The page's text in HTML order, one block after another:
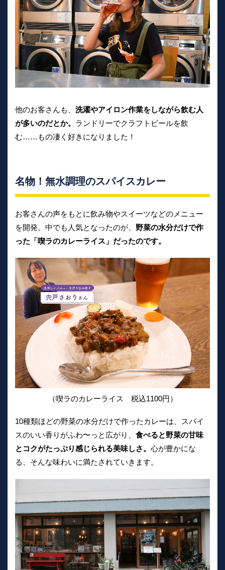
他のお客さんも、 洗濯やアイロン作業をしながら飲む人
が多いのだとか。 ランドリーでクラフトビールを飲
む……もの凄く好きになりました！
名物！無水調理のスパイスカレー
お客さんの声をもとに飲み物やスイーツなどのメニュー
を開発。中でも人気となったのが、 野菜の水分だけで作
った「喫ラのカレーライス」だったのです。
（喫ラのカレーライス 税込1100円）
10種類ほどの野菜の水分だけで作ったカレーは、スパイ
スのいい香りがふわ〜っと広がり、 食べると野菜の甘味
とコクがたっぷり感じられる美味しさ。 心が豊かにな
る、そんな味わいに満たされていきます。